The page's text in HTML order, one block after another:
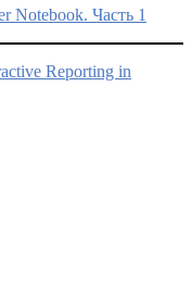
Notebook. Часть 1
Reporting in